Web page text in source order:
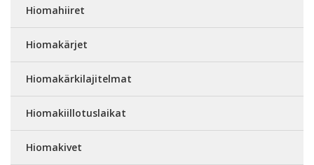
Hiomahiiret
Hiomakärjet
Hiomakärkilajitelmat
Hiomakiillotuslaikat
Hiomakivet